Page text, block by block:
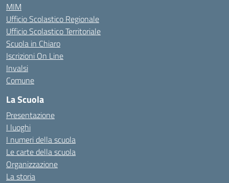
MIM
Ufficio Scolastico Regionale
Ufficio Scolastico Territoriale
Scuola in Chiaro
Iscrizioni On Line
Invalsi
Comune
La Scuola
Presentazione
I luoghi
I numeri della scuola
Le carte della scuola
Organizzazione
La storia